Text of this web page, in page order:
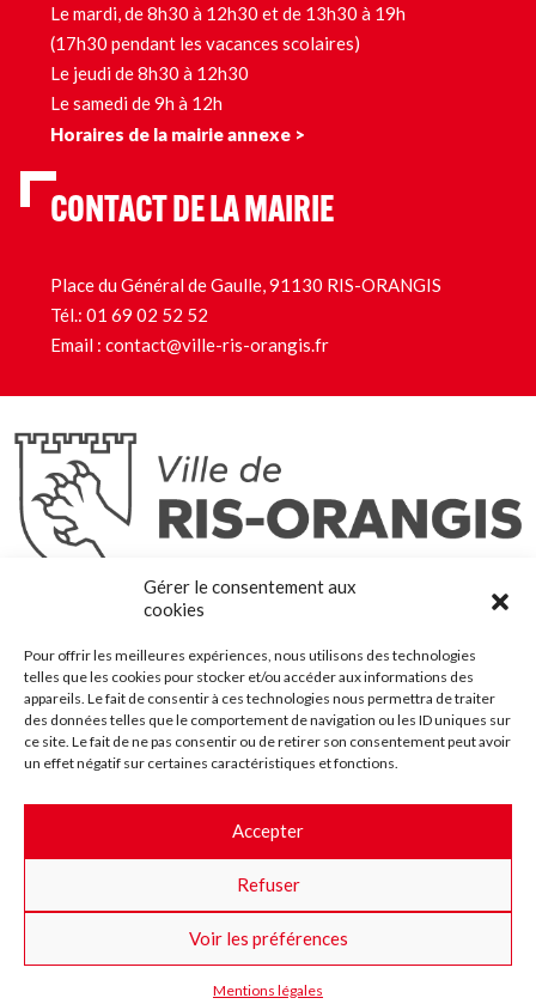
Gérer le consentement aux
cookies
Pour offrir les meilleures expériences, nous utilisons des technologies
telles que les cookies pour stocker et/ou accéder aux informations des
appareils. Le fait de consentir à ces technologies nous permettra de traiter
des données telles que le comportement de navigation ou les ID uniques sur
ce site. Le fait de ne pas consentir ou de retirer son consentement peut avoir
un effet négatif sur certaines caractéristiques et fonctions.
Accepter
Refuser
Voir les préférences
Mentions légales
Le mardi, de 8h30 à 12h30 et de 13h30 à 19h
(17h30 pendant les vacances scolaires)
Le jeudi de 8h30 à 12h30
Le samedi de 9h à 12h
Horaires de la mairie annexe >
CONTACT DE LA MAIRIE
Place du Général de Gaulle, 91130 RIS-ORANGIS
Tél.: 01 69 02 52 52
Email : contact@ville-ris-orangis.fr
Ris-Orangis
@2022 — Tous droits réservés
Plan du site
Contact
Accessibilité
Crédits
Les marchés publics
Suggestions & Améliorations
Facebook
InstaTwitterYoutube